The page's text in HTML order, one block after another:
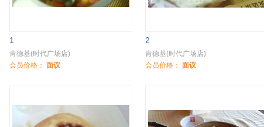
1
肯德基(时代广场店)
会员价格： 面议
2
肯德基(时代广场店)
会员价格： 面议